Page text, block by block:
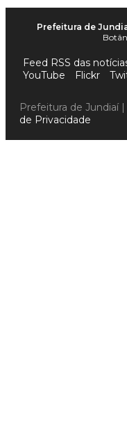
Prefeitura de
Feed RSS das
YouTube
Flickr
Prefeitura de Jundiaí
de Privacidade